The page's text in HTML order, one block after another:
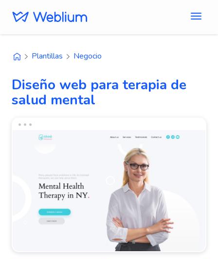
Plantillas Negocio
Diseño web para terapia de
salud mental